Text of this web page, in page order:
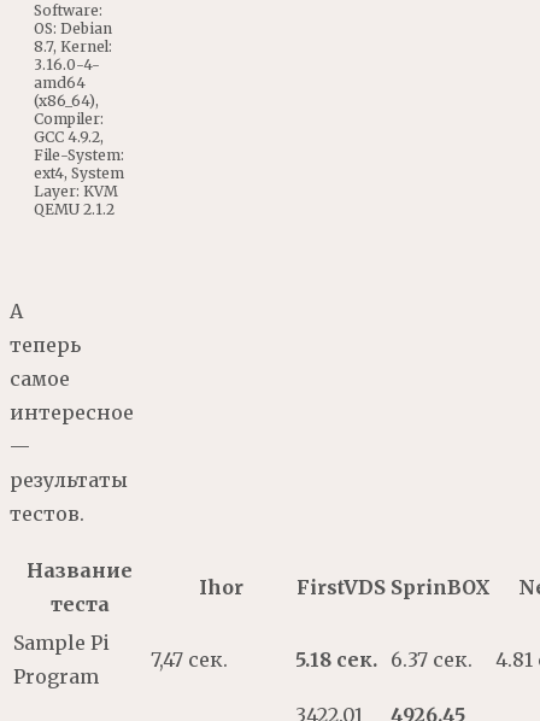
Software:
OS: Debian
8.7, Kernel:
3.16.0-4-
amd64
(x86_64),
Compiler:
GCC 4.9.2,
File-System:
ext4, System
Layer: KVM
QEMU 2.1.2
А
теперь
самое
интересное
—
результаты
тестов.
Название
теста
Ihor FirstVDS SprinBOX
Sample Pi
Program
7,47 сек. 5.18 сек. 6.37 сек. 4.81
3422.01 4926.45